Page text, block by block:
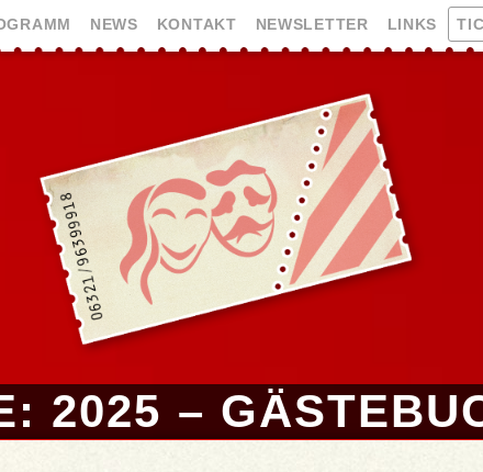
NEWS KONTAKT NEWSLETTER LINKS
2025 –